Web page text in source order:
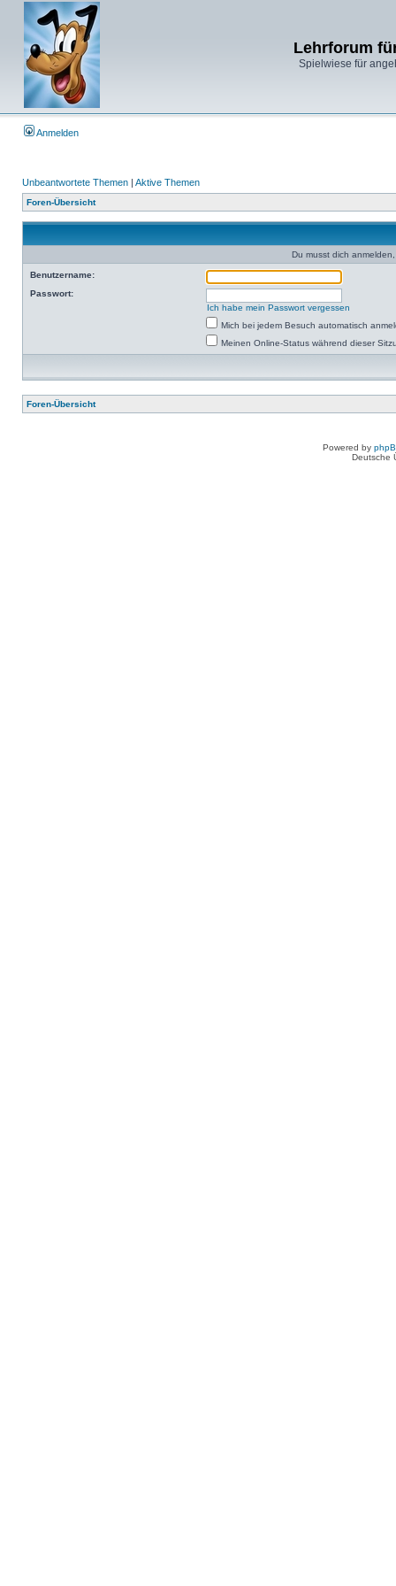
Lehrforum
Spielwiese für
Anmelden
Unbeantwortete Themen | Aktive Themen
Foren-Übersicht
Du musst dich
Benutzername:
Passwort:
Ich habe mein Passwort vergessen
Mich bei jedem Besuch automatisch
Meinen Online-Status während dieser
Foren-Übersicht
Powered by
Deutsche